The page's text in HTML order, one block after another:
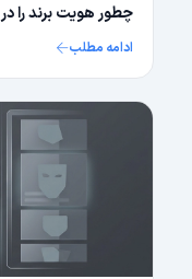
چطور هویت برند را
ادامه مطلب